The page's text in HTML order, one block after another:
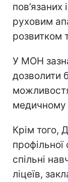
руховим
розвитком
У МОН
дозволити
медичному
Крім того,
спільні
ліцеїв,